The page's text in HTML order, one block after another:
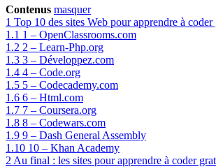
Contenus masquer
1 Top 10 des sites Web pour apprendre à
1.1 1 – OpenClassrooms.com
1.2 2 – Learn-Php.org
1.3 3 – Développez.com
1.4 4 – Code.org
1.5 5 – Codecademy.com
1.6 6 – Html.com
1.7 7 – Coursera.org
1.8 8 – Codewars.com
1.9 9 – Dash General Assembly
1.10 10 – Khan Academy
2 Au final : les sites pour apprendre à coder